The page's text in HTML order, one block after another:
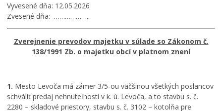
Vyvesené dňa: 12.05.2026
Zvesené dňa: ………………..
Zverejnenie prevodov majetku v súlade so Zákonom č.
138/1991 Zb. o majetku obcí v platnom znení
1. Mesto Levoča má zámer 3/5-ou väčšinou všetkých poslancov
schváliť predaj nehnuteľností v k. ú. Levoča, a to stavbu s. č.
2280 – skladové priestory, stavbu s. č. 3102 – kotolňa pre